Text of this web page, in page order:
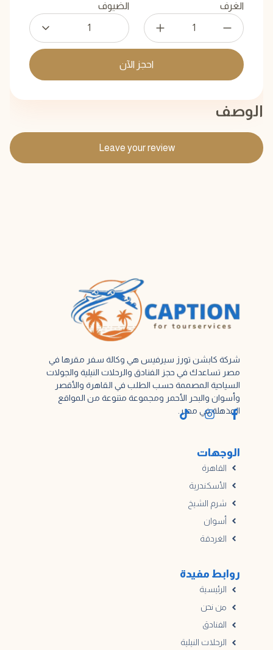
الغرف الضيوف
1
احجز الآن
الوصف
Leave your review
شركة كابشن تورز سيرفيس هي وكالة سفر مقرها في
مصر تساعدك في حجز الفنادق والرحلات النيلية والجولات
السياحية المصممة حسب الطلب في القاهرة والأقصر
وأسوان والبحر الأحمر ومجموعة متنوعة من المواقع
المذهلة في مصر.
روابط مفيدة
الرئيسية
من نحن
الفنادق
الرحلات النيلية
الوجهات
القاهرة
الأسكندرية
شرم الشيخ
أسوان
الغردقة